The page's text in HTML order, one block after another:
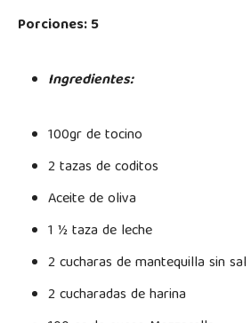
Porciones: 5
Ingredientes:
100gr de tocino
2 tazas de coditos
Aceite de oliva
1 ½ taza de leche
2 cucharas de mantequilla sin sal
2 cucharadas de harina